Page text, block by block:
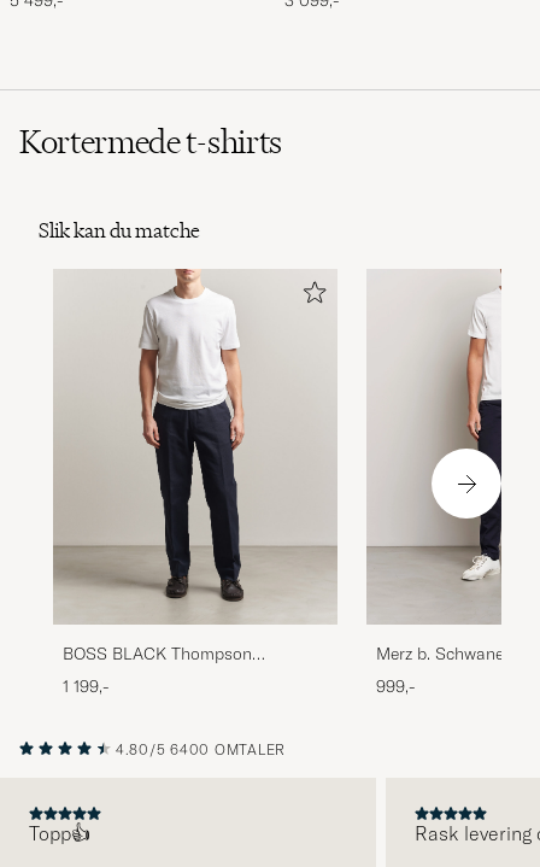
Kortermede t-shirts
Slik kan du matche
BOSS BLACK Thompson
Structured T-Shirt White
1 199,-
Merz b. Schwanen
Loopwheeled T-shirt
999,-
4.80/5 6400 OMTALER
Topp👍 Rask